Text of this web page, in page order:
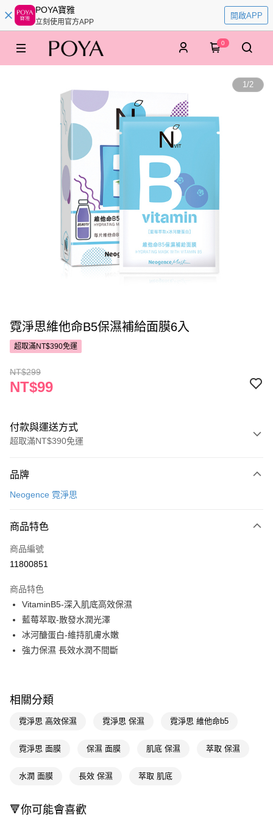
POYA寶雅
立刻使用官方APP
開啟APP
0
1/2
霓淨思維他命B5保濕補給面膜6入
超取滿NT$390免運
NT$299
NT$99
付款與運送方式
超取滿NT$390免運
POYA支付
超商取貨付款
LINE Pay
街口支付
悠遊付
Google Pay
AFTEE先享後付是「在收到商品之後才付款」的支付方式。 讓您購物簡單
１．簡單：不需註冊會員、不需綁卡、不需儲值。
３．安心：先確認商品／服務後，再付款。
１．於結帳方式選擇「AFTEE先享後付」後，將跳轉至「AFTEE先享後付」
３．收到繳費通知簡訊後14天內，點擊此簡訊中的連結，可透過四大超商／
即享券
全家取貨付款
每筆NT$65，滿NT$390(含以上)免運費
品牌
Neogence 霓淨思
商品特色
商品編號
11800851
商品特色
VitaminB5-深入肌底高效保濕
藍莓萃取-散發水潤光澤
冰河醣蛋白-維持肌膚水嫩
強力保濕 長效水潤不間斷
相關分類
霓淨思 高效保濕 霓淨思 保濕 霓淨思 維他命b5
霓淨思 面膜 保濕 面膜 肌底 保濕 萃取 保濕
水潤 面膜 長效 保濕 萃取 肌底
🔻你可能會喜歡